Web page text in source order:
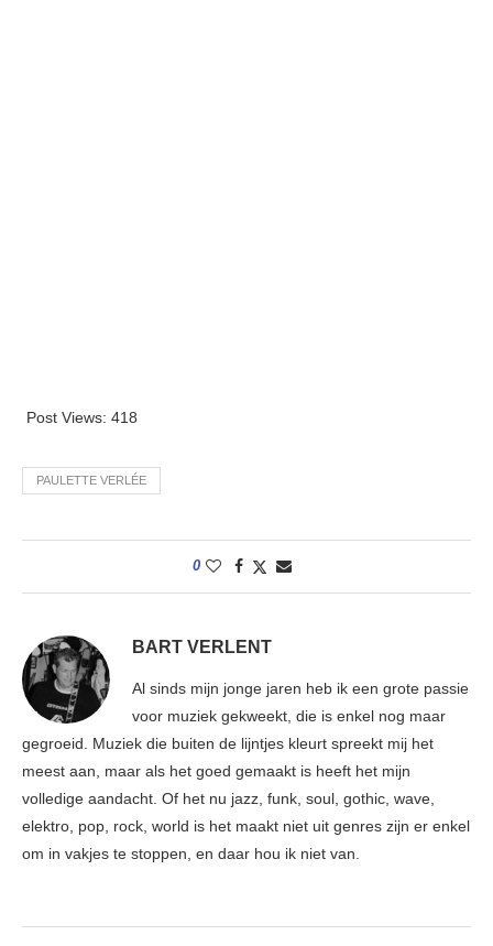
Post Views: 418
PAULETTE VERLÉE
0
BART VERLENT
Al sinds mijn jonge jaren heb ik een grote passie
voor muziek gekweekt, die is enkel nog maar
gegroeid. Muziek die buiten de lijntjes kleurt spreekt mij het
meest aan, maar als het goed gemaakt is heeft het mijn
volledige aandacht. Of het nu jazz, funk, soul, gothic, wave,
elektro, pop, rock, world is het maakt niet uit genres zijn er enkel
om in vakjes te stoppen, en daar hou ik niet van.